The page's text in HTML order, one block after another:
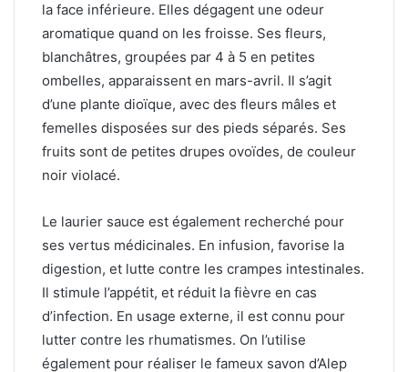
la face inférieure. Elles dégagent une odeur
aromatique quand on les froisse. Ses fleurs,
blanchâtres, groupées par 4 à 5 en petites
ombelles, apparaissent en mars-avril. Il s’agit
d’une plante dioïque, avec des fleurs mâles et
femelles disposées sur des pieds séparés. Ses
fruits sont de petites drupes ovoïdes, de couleur
noir violacé.
Le laurier sauce est également recherché pour
ses vertus médicinales. En infusion, favorise la
digestion, et lutte contre les crampes intestinales.
Il stimule l’appétit, et réduit la fièvre en cas
d’infection. En usage externe, il est connu pour
lutter contre les rhumatismes. On l’utilise
également pour réaliser le fameux savon d’Alep